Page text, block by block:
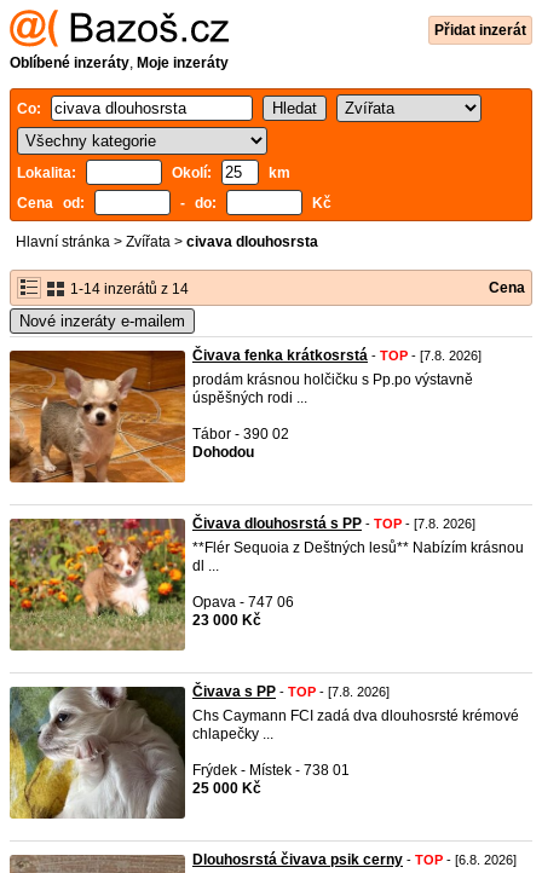
Přidat inzerát
Oblíbené inzeráty, Moje inzeráty
Co:
Lokalita: Okolí:
km
Cena od:
- do: Kč
Hlavní stránka > Zvířata > civava dlouhosrsta
1-14 inzerátů z 14 Cena
Nové inzeráty e-mailem
Čivava fenka krátkosrstá - TOP - [7.8. 2026]
prodám krásnou holčičku s Pp.po výstavně
úspěšných rodi ...
Tábor - 390 02
Dohodou
Čivava dlouhosrstá s PP - TOP - [7.8. 2026]
**Flér Sequoia z Deštných lesů** Nabízím krásnou
dl ...
Opava - 747 06
23 000 Kč
Čivava s PP - TOP - [7.8. 2026]
Chs Caymann FCI zadá dva dlouhosrsté krémové
chlapečky ...
Frýdek - Místek - 738 01
25 000 Kč
Dlouhosrstá čivava psik cerny - TOP - [6.8. 2026]